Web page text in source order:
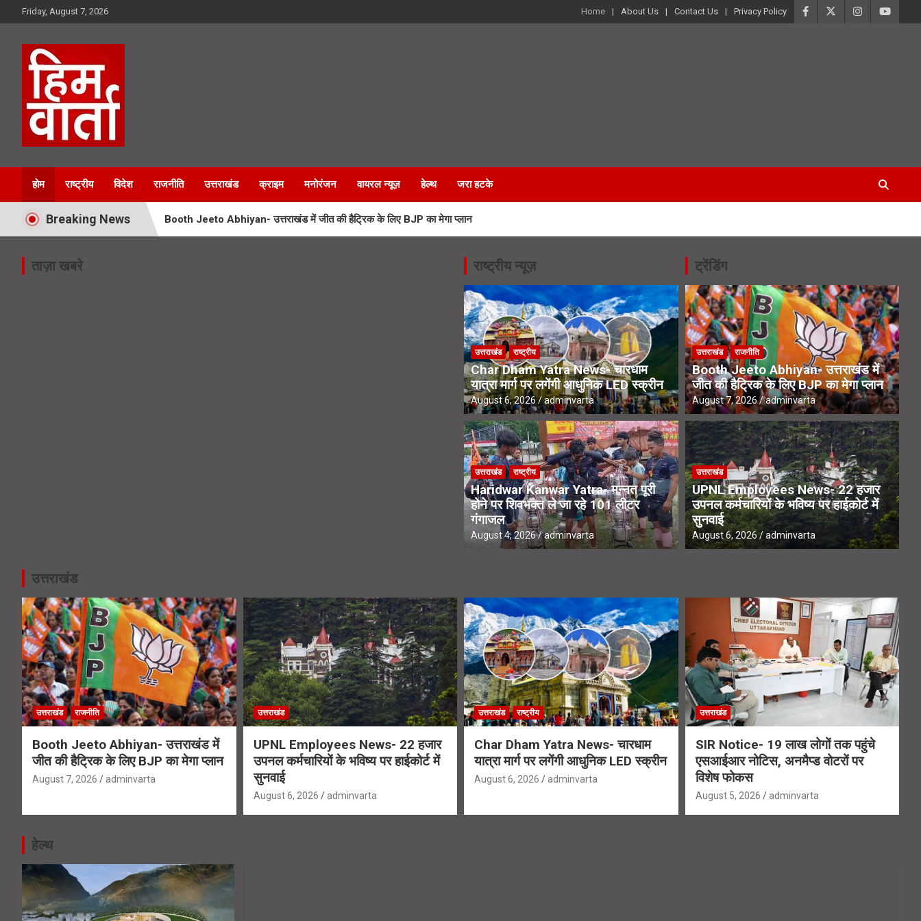
to
Friday, August 7, 2026 Home About Us Contact Us Privacy Policy
Him Varta
होम राष्ट्रीय विदेश राजनीति उत्तराखंड क्राइम मनोरंजन वायरल न्यूज़ हेल्थ जरा हटके
Breaking News Booth Jeeto Abhiyan- उत्तराखंड में जीत की हैट्रिक के लिए BJP का मेगा प्लान
Char Dham Yatra News- चारधाम यात्रा मार्ग पर लगेंगी आधुनिक LED स्क्रीन
SIR Notice- 19 लाख लोगों तक पहुंचे एसआईआर नोटिस, अनमैप्ड वोटरों पर विशेष फोकस
Kanwar Yatra 2026- हरिद्वार पहुंचे कांवड़ियों का भव्य स्वागत, शिवभक्तों के पखारे चरण
ताज़ा खबरे राष्ट्रीय न्यूज़
उत्तराखंड राष्ट्रीय
Char Dham Yatra News- चारधाम
यात्रा मार्ग पर लगेंगी आधुनिक LED स्क्रीन
August 6, 2026 adminvarta
उत्तराखंड राष्ट्रीय
Haridwar Kanwar Yatra- मन्नत पूरी
होने पर शिवभक्त ले जा रहे 101 लीटर
गंगाजल
August 4, 2026 adminvarta
ट्रेंडिंग
उत्तराखंड राजनीति
Booth Jeeto Abhiyan- उत्तराखंड में
जीत की हैट्रिक के लिए BJP का मेगा प्लान
August 7, 2026 adminvarta
उत्तराखंड
UPNL Employees News- 22 हजार
उपनल कर्मचारियों के भविष्य पर हाईकोर्ट में
सुनवाई
August 6, 2026 adminvarta
उत्तराखंड
उत्तराखंड राजनीति
Booth Jeeto Abhiyan- उत्तराखंड में
जीत की हैट्रिक के लिए BJP का मेगा प्लान
August 7, 2026 adminvarta
उत्तराखंड
UPNL Employees News- 22 हजार
उपनल कर्मचारियों के भविष्य पर हाईकोर्ट में
सुनवाई
August 6, 2026 adminvarta
उत्तराखंड राष्ट्रीय
Char Dham Yatra News- चारधाम
यात्रा मार्ग पर लगेंगी आधुनिक LED स्क्रीन
August 6, 2026 adminvarta
उत्तराखंड
SIR Notice- 19 लाख लोगों तक पहुंचे
एसआईआर नोटिस, अनमैप्ड वोटरों पर
विशेष फोकस
August 5, 2026 adminvarta
हेल्थ